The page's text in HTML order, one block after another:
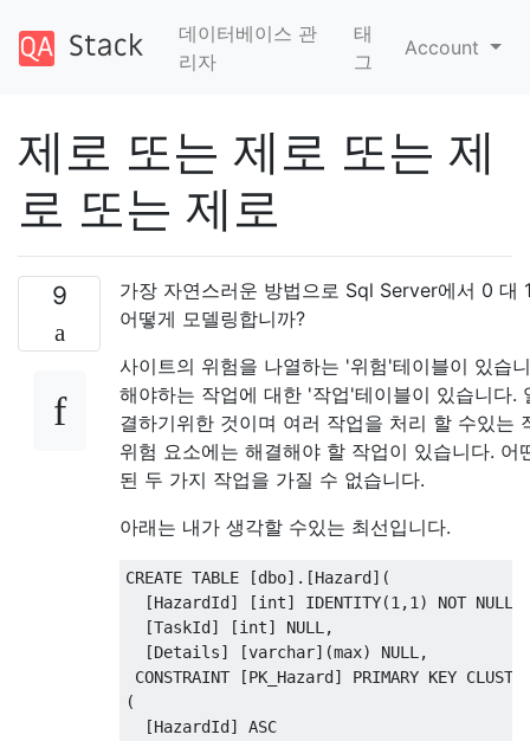
데이터베이스 관
리자
태
그
Account
제로 또는 제로 또는 제
로 또는 제로
9
가장 자연스러운 방법으로 Sql Server에서 0 대
어떻게 모델링합니까?
사이트의 위험을 나열하는 '위험'테이블이 있습
해야하는 작업에 대한 '작업'테이블이 있습니다.
결하기위한 것이며 여러 작업을 처리 할 수있는
위험 요소에는 해결해야 할 작업이 있습니다. 어
된 두 가지 작업을 가질 수 없습니다.
아래는 내가 생각할 수있는 최선입니다.
CREATE TABLE [dbo].[Hazard ](
[HazardId ] [int] IDENTITY(1 ,1 ) NOT NULL
[TaskId ] [int] NULL ,
[Details] [varchar](max) NULL ,
CONSTRAINT
[PK_Hazard ] PRIMARY KEY
(
[HazardId ]
ASC